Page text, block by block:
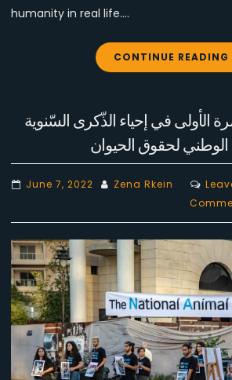
humanity in real life.…
CONTINUE READING
الأولى في إحياء الذّكرى السّنوية
الوطني لحقوق الحيوان
June 7, 2022 Zena Rkein